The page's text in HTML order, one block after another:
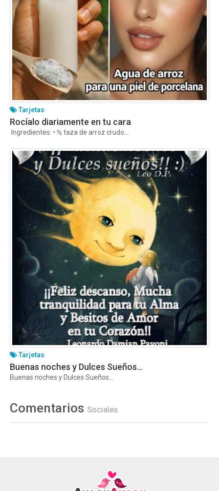
Tarjetas
Rocíalo diariamente en tu cara
Ingredientes: • ½ taza de arroz crudo...
Tarjetas
Buenas noches y Dulces Sueños…
Buenas noches y Dulces Sueños…
Comentarios Sociales